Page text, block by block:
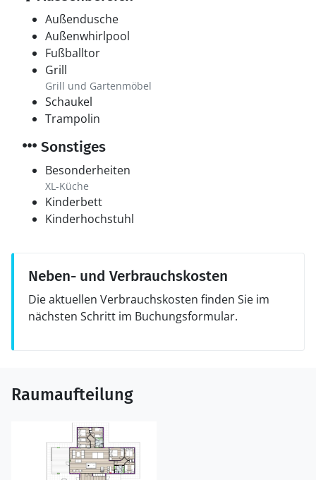
Außendusche
Außenwhirlpool
Fußballtor
Grill
Grill und Gartenmöbel
Schaukel
Trampolin
Sonstiges
Besonderheiten
XL-Küche
Kinderbett
Kinderhochstuhl
Neben- und Verbrauchskosten
Die aktuellen Verbrauchskosten finden Sie im
nächsten Schritt im Buchungsformular.
Raumaufteilung